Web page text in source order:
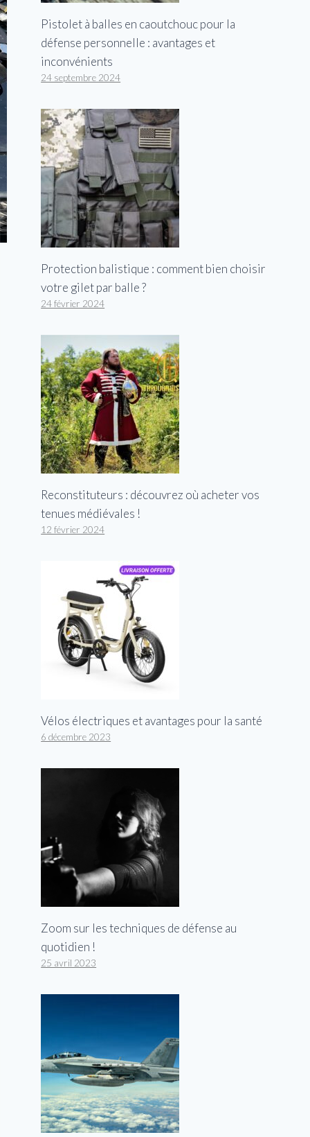
Pistolet à balles en caoutchouc pour la
défense personnelle : avantages et
inconvénients
24 septembre 2024
Protection balistique : comment bien choisir
votre gilet par balle ?
24 février 2024
Reconstituteurs : découvrez où acheter vos
tenues médiévales !
12 février 2024
Vélos électriques et avantages pour la santé
6 décembre 2023
Zoom sur les techniques de défense au
quotidien !
25 avril 2023